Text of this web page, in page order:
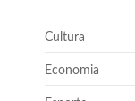
Cultura
Economia